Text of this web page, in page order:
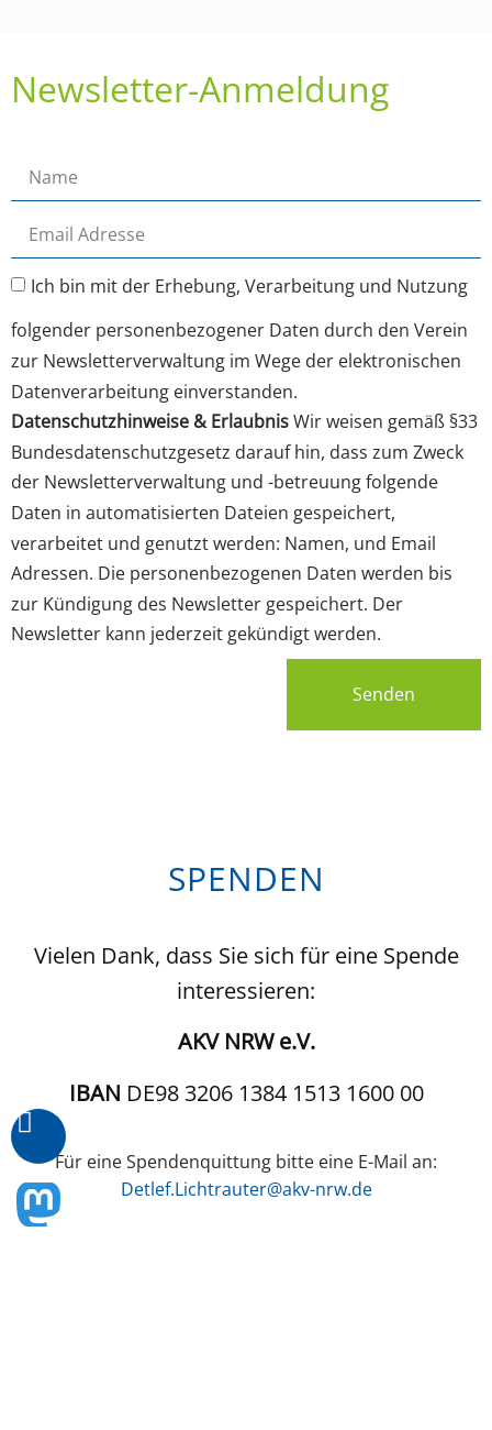
Newsletter-Anmeldung
Ich bin mit der Erhebung, Verarbeitung und Nutzung
folgender personenbezogener Daten durch den Verein
zur Newsletterverwaltung im Wege der elektronischen
Datenverarbeitung einverstanden.
Datenschutzhinweise & ErlaubnisWir weisen gemäß §33
Bundesdatenschutzgesetz darauf hin, dass zum Zweck
der Newsletterverwaltung und -betreuung folgende
Daten in automatisierten Dateien gespeichert,
verarbeitet und genutzt werden: Namen, und Email
Adressen. Die personenbezogenen Daten werden bis
zur Kündigung des Newsletter gespeichert. Der
Newsletter kann jederzeit gekündigt werden.
Senden
SPENDEN
Vielen Dank, dass Sie sich für eine Spende
interessieren:
AKV NRW e.V.
IBAN DE98 3206 1384 1513 1600 00
Für eine Spendenquittung bitte eine E-Mail an:
Detlef.Lichtrauter@akv-nrw.de